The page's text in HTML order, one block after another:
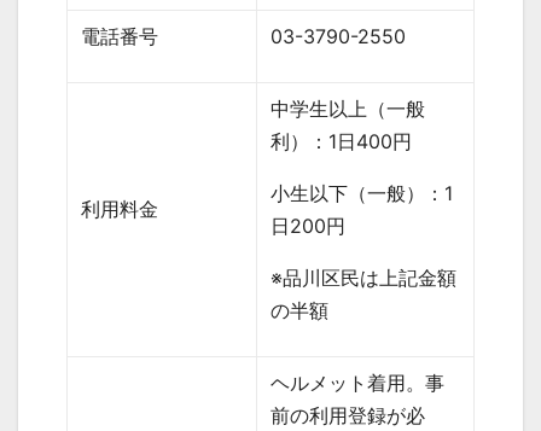
電話番号 03-3790-2550
利用料金
中学生以上（一般
利）： 1日400円
小生以下（一般）： 1
日200円
※品川区民は上記金額
の半額
ヘルメット着用。事
前の利用登録が必